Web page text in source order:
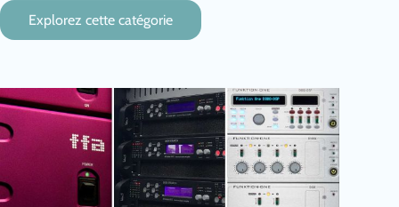
Explorez cette catégorie